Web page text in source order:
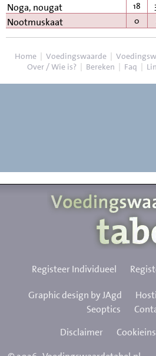
Noga, nougat 18
Nootmuskaat 0
Home | Voedingswaarde |
Over / Wie is? | Bereken | Faq |
Registeer Individueel
Graphic design by JAgd
Seoptics
Disclaimer